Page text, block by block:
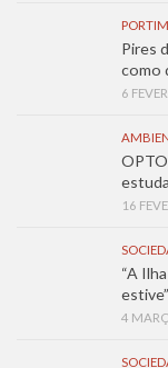
Pires
como
6
16
“A
estive”
4